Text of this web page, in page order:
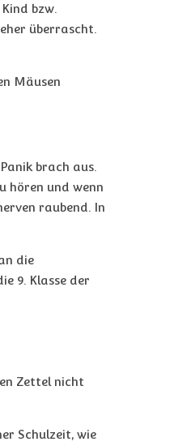
bzw.
überrascht.
Mäusen
brach aus.
hören und wenn
raubend. In
die
9. Klasse der
Zettel nicht
Schulzeit, wie